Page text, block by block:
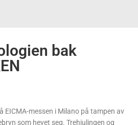
bak
EICMA-messen i Milano på tampen av
som hevet seg. Trehjulingen og